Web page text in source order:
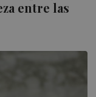
entre las